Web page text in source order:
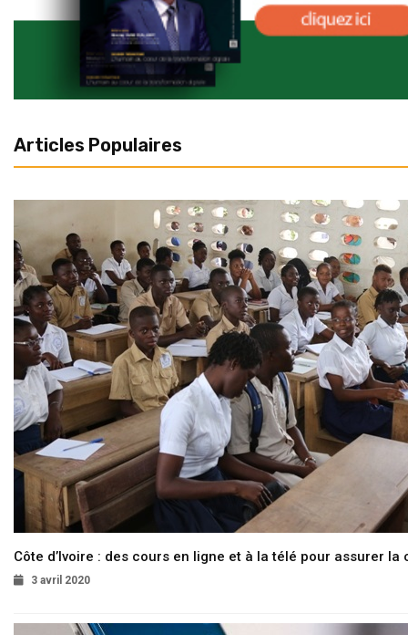
Articles Populaires
Côte d’Ivoire : des cours en ligne et à la télé pour assurer la
3 avril 2020